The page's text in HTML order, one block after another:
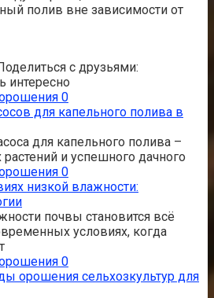
полив вне зависимости от
с друзьями:
интересно
0
для капельного полива в
для капельного полива –
и успешного дачного
0
низкой влажности:
почвы становится всё
условиях, когда
0
орошения сельхозкультур для